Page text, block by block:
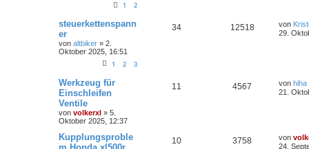
1 2
steuerkettenspann
er
von altbiker » 2.
Oktober 2025, 16:51
1 2 3
34 12518 von
29.
Werkzeug für
Einschleifen
Ventile
von volkerxl » 5.
Oktober 2025, 12:37
11 4567 von hiha
21.
Kupplungsproble
10 3758 von
24.